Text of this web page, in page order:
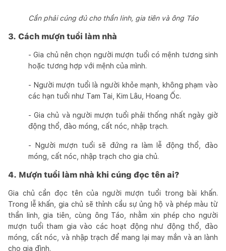
Cần phải cúng đủ cho thần linh, gia tiên và ông Táo
3. Cách mượn tuổi làm nhà
- Gia chủ nên chọn người mượn tuổi có mệnh tương sinh
hoặc tương hợp với mệnh của mình.
- Người mượn tuổi là người khỏe mạnh, không phạm vào
các hạn tuổi như Tam Tai, Kim Lâu, Hoang Ốc.
- Gia chủ và người mượn tuổi phải thống nhất ngày giờ
động thổ, đào móng, cất nóc, nhập trạch.
- Người mượn tuổi sẽ đứng ra làm lễ động thổ, đào
móng, cất nóc, nhập trạch cho gia chủ.
4. Mượn tuổi làm nhà khi cúng đọc tên ai?
Gia chủ cần đọc tên của người mượn tuổi trong bài khấn.
Trong lễ khấn, gia chủ sẽ thỉnh cầu sự ủng hộ và phép màu từ
thần linh, gia tiên, cùng ông Táo, nhằm xin phép cho người
mượn tuổi tham gia vào các hoạt động như động thổ, đào
móng, cất nóc, và nhập trạch để mang lại may mắn và an lành
cho gia đình.